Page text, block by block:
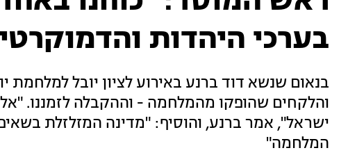
בערכי היהדות
בנאום שנשא דוד ברנע באירוע לציון יובל למלחמת
והלקחים שהופקו מהמלחמה - וההקבלה לזמננו. "אל
ישראל", אמר ברנע, והוסיף: "מדינה המזלזלת
המלחמה"